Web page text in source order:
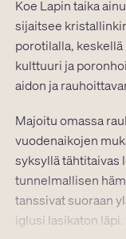
Koe Lapin taika
sijaitsee
porotilalla, keskellä
kulttuuri ja
aidon ja
Majoitu omassa
vuodenaikojen
syksyllä tähtitaivas
tunnelmallisen
tanssivat suoraan
iglusi lasikaton läpi.